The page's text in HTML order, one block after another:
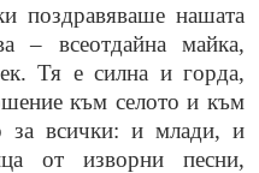
поздравяваше нашата
– всеотдайна майка,
Тя е силна и горда,
към селото и към
за всички: и млади, и
от изворни песни,